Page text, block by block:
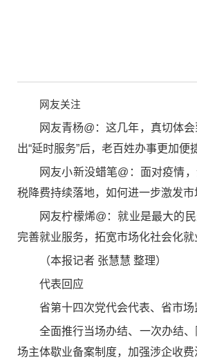
网友关注
网友青杨@：这几年，真切体
出“延时服务”后，老百姓办事更加
网友小新没蜡笔@：面对疫情
税降费持续落地，如何进一步激发
网友柠檬烯@：就业是最大的
完善就业服务，拓宽市场化社会化
（本报记者 张慧慧 整理）
代表回应
省第十四次党代会代表、省市
全面推行当场办结、一次办结
场主体歇业备案制度，加强涉企收